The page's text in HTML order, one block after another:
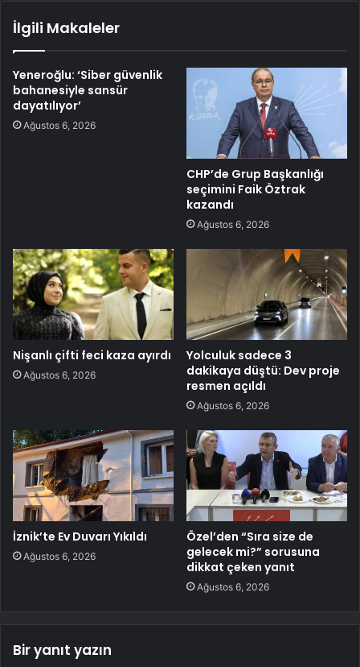
İlgili Makaleler
Yeneroğlu: ‘Siber güvenlik
bahanesiyle sansür
dayatılıyor’
Ağustos 6, 2026
CHP’de Grup Başkanlığı
seçimini Faik Öztrak
kazandı
Ağustos 6, 2026
Nişanlı çifti feci kaza ayırdı
Ağustos 6, 2026
Yolculuk sadece 3
dakikaya düştü: Dev proje
resmen açıldı
Ağustos 6, 2026
İznik’te Ev Duvarı Yıkıldı
Ağustos 6, 2026
Özel’den “Sıra size de
gelecek mi?” sorusuna
dikkat çeken yanıt
Ağustos 6, 2026
Bir yanıt yazın